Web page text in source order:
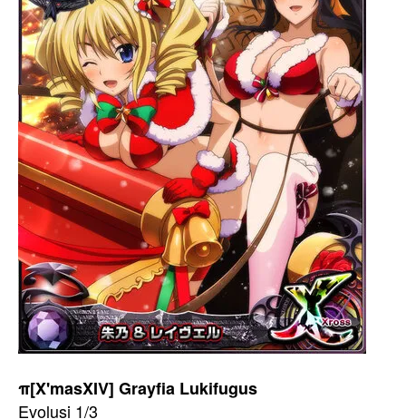
π[X'masXIV] Grayfia Lukifugus
Evolusi 1/3